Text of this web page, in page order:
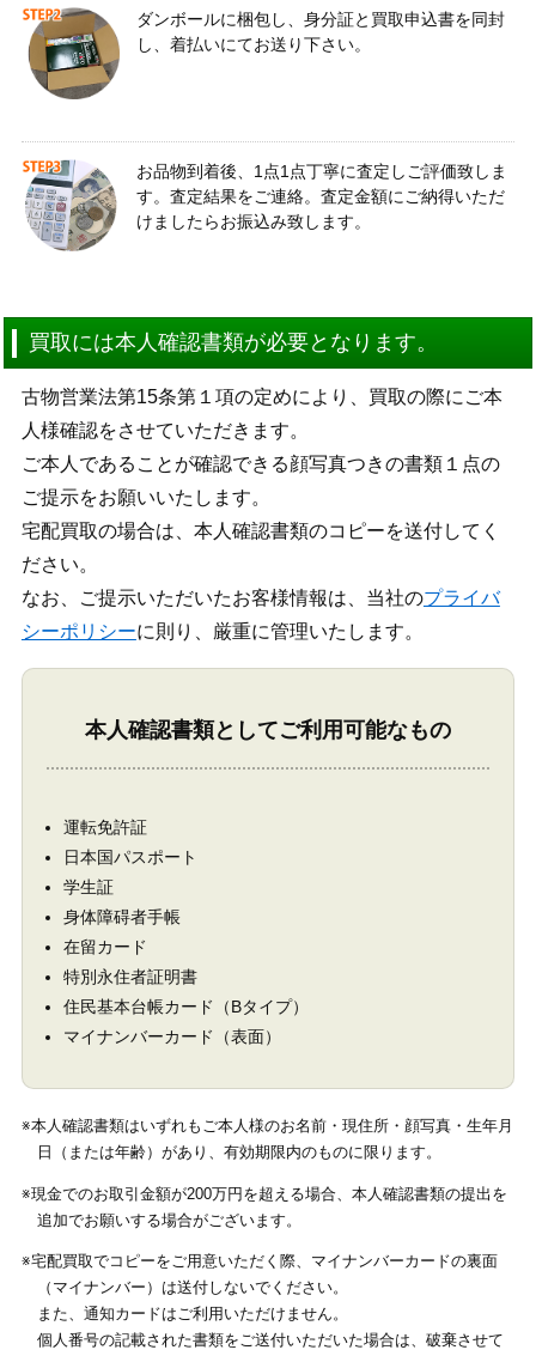
ダンボールに梱包し、身分証と買取申込書を同封
し、着払いにてお送り下さい。
お品物到着後、1点1点丁寧に査定しご評価致しま
す。査定結果をご連絡。査定金額にご納得いただ
けましたらお振込み致します。
買取には本人確認書類が必要となります。
古物営業法第15条第１項の定めにより、買取の際にご本
人様確認をさせていただきます。
ご本人であることが確認できる顔写真つきの書類１点の
ご提示をお願いいたします。
宅配買取の場合は、本人確認書類のコピーを送付してく
ださい。
なお、ご提示いただいたお客様情報は、当社のプライバ
シーポリシーに則り、厳重に管理いたします。
本人確認書類としてご利用可能なもの
運転免許証
日本国パスポート
学生証
身体障碍者手帳
在留カード
特別永住者証明書
住民基本台帳カード（Bタイプ）
マイナンバーカード（表面）
※本人確認書類はいずれもご本人様のお名前・現住所・顔写真・生年月
日（または年齢）があり、有効期限内のものに限ります。
※現金でのお取引金額が200万円を超える場合、本人確認書類の提出を
追加でお願いする場合がございます。
※宅配買取でコピーをご用意いただく際、マイナンバーカードの裏面
（マイナンバー）は送付しないでください。
また、通知カードはご利用いただけません。
個人番号の記載された書類をご送付いただいた場合は、破棄させて